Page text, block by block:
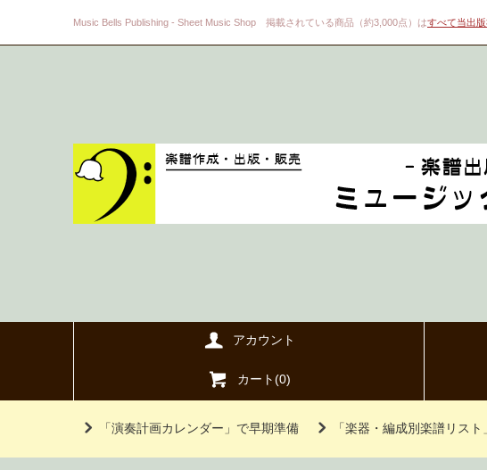
Music Bells Publishing - Sheet Music Shop 掲載されている商品（約3,000点）はすべて当出
アカウント
カート(0)
「演奏計画カレンダー」で早期準備 「楽器・編成別楽譜リス